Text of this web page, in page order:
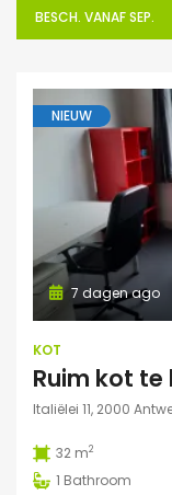
BESCH. VANAF SEP.
NIEUW
7 dagen ago
KOT
Ruim kot te
Italiëlei 11, 2000
32 m2
1 Bathroom